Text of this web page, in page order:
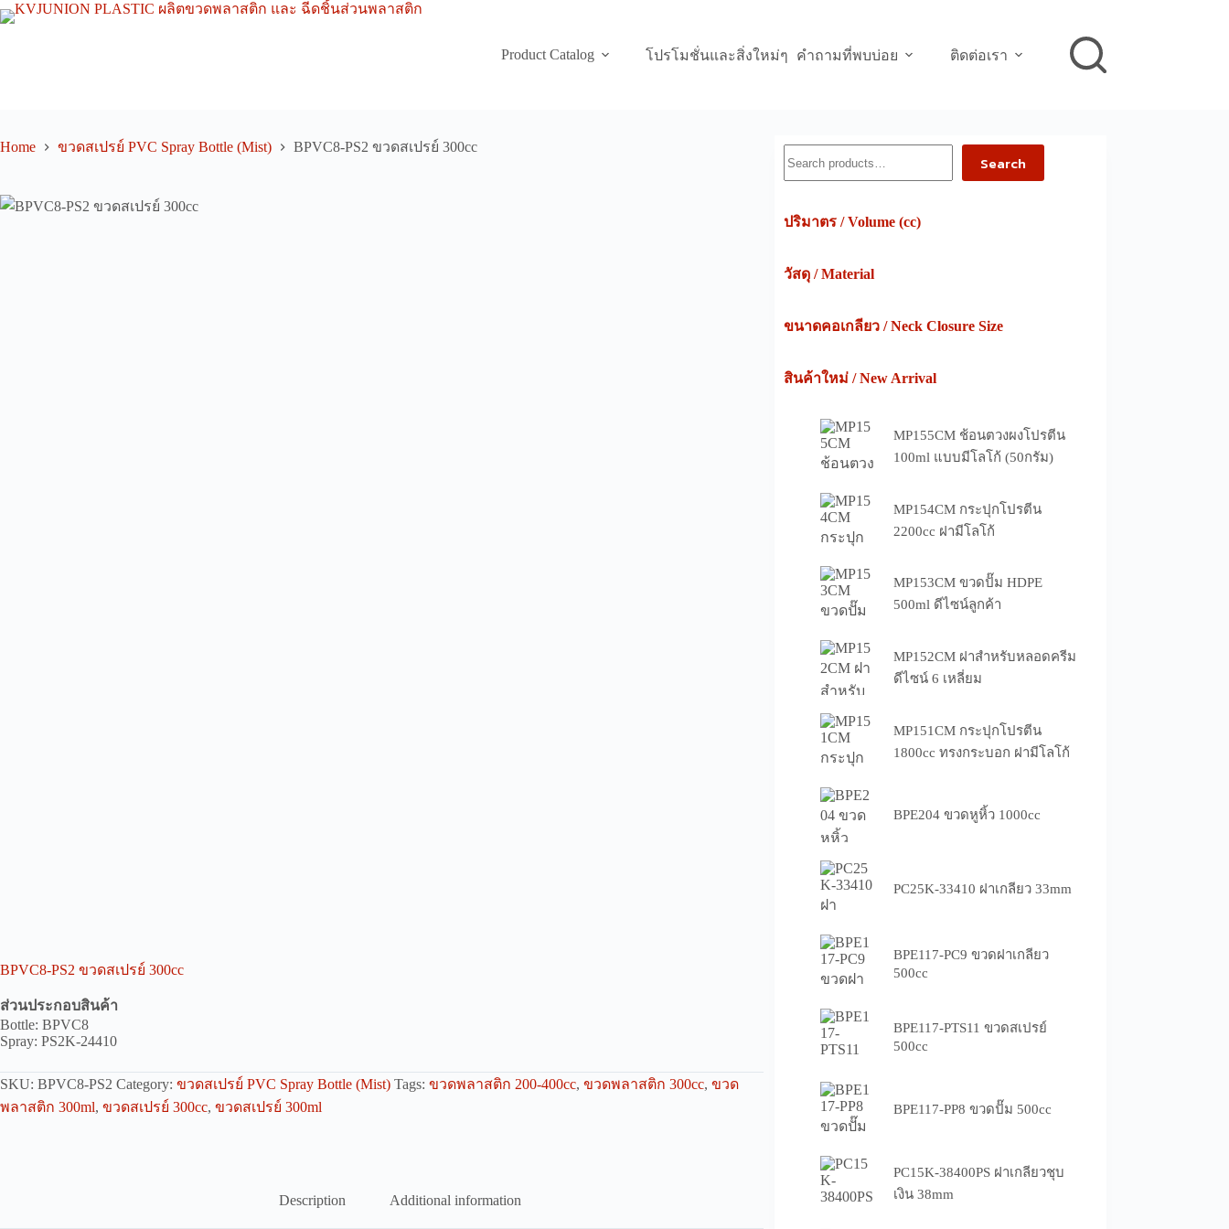
Skip
to
Product Catalog
โปรโมชั่นและสิ่งใหม่ๆ คำถามที่พบบ่อย ติดต่อเรา
Home ขวดสเปรย์ PVC Spray Bottle (Mist) BPVC8-PS2 ขวดสเปรย์ 300cc
BPVC8-PS2 ขวดสเปรย์ 300cc
ส่วนประกอบสินค้า
Bottle: BPVC8
Spray: PS2K-24410
SKU: BPVC8-PS2 Category: ขวดสเปรย์ PVC Spray Bottle (Mist) Tags: ขวดพลาสติก 200-400cc, ขวดพลาสติก 300cc, ขวด
พลาสติก 300ml, ขวดสเปรย์ 300cc, ขวดสเปรย์ 300ml
Description Additional information
Search
ปริมาตร / Volume (cc)
วัสดุ / Material
ขนาดคอเกลียว / Neck Closure Size
สินค้าใหม่ / New Arrival
MP155CM ช้อนตวงผงโปรตีน
100ml แบบมีโลโก้ (50กรัม)
MP154CM กระปุกโปรตีน
2200cc ฝามีโลโก้
MP153CM ขวดปั๊ม HDPE
500ml ดีไซน์ลูกค้า
MP152CM ฝาสำหรับหลอดครีม
ดีไซน์ 6 เหลี่ยม
MP151CM กระปุกโปรตีน
1800cc ทรงกระบอก ฝามีโลโก้
BPE204 ขวดหูหิ้ว 1000cc
PC25K-33410 ฝาเกลียว 33mm
BPE117-PC9 ขวดฝาเกลียว
500cc
BPE117-PTS11 ขวดสเปรย์
500cc
BPE117-PP8 ขวดปั๊ม 500cc
PC15K-38400PS ฝาเกลียวชุบ
เงิน 38mm